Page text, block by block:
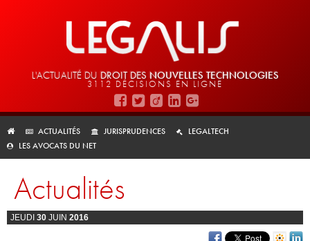
L'ACTUALITÉ DU DROIT DES NOUVELLES TECHNOLOGIES
3112 DÉCISIONS EN LIGNE
ACTUALITÉS JURISPRUDENCES
LEGALTECH
LES AVOCATS DU NET
Actualités
JEUDI 30 JUIN 2016